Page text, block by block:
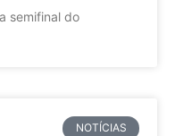
semifinal do
NOTÍCIAS